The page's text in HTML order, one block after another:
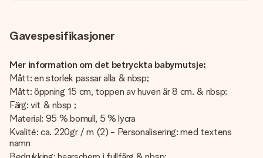
Gavespesifikasjoner
Mer information om det betryckta babymutsje:
Mått: en storlek passar alla & nbsp;
Mått: öppning 15 cm, toppen av huven är 8 cm. & nbsp;
Färg: vit & nbsp ;
Material: 95 % bomull, 5 % lycra
Kvalité: ca. 220gr / m (2) - Personalisering: med textens
namn